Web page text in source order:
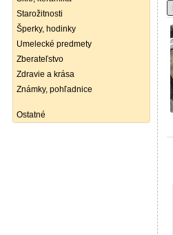
Starožitnosti
Šperky, hodinky
Umelecké predmety
Zberateľstvo
Zdravie a krása
Známky, pohľadnice
Ostatné